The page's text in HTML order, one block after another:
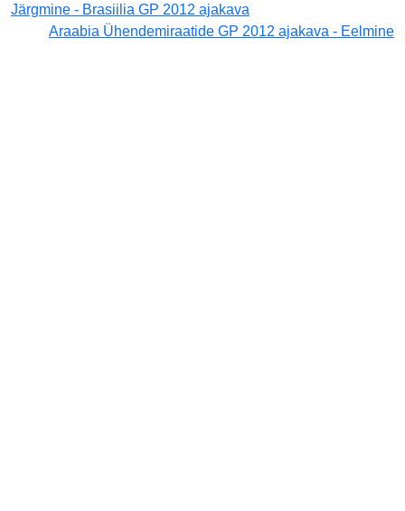
Järgmine - Brasiilia GP 2012 ajakava
Araabia Ühendemiraatide GP 2012 ajakava - Eelmine